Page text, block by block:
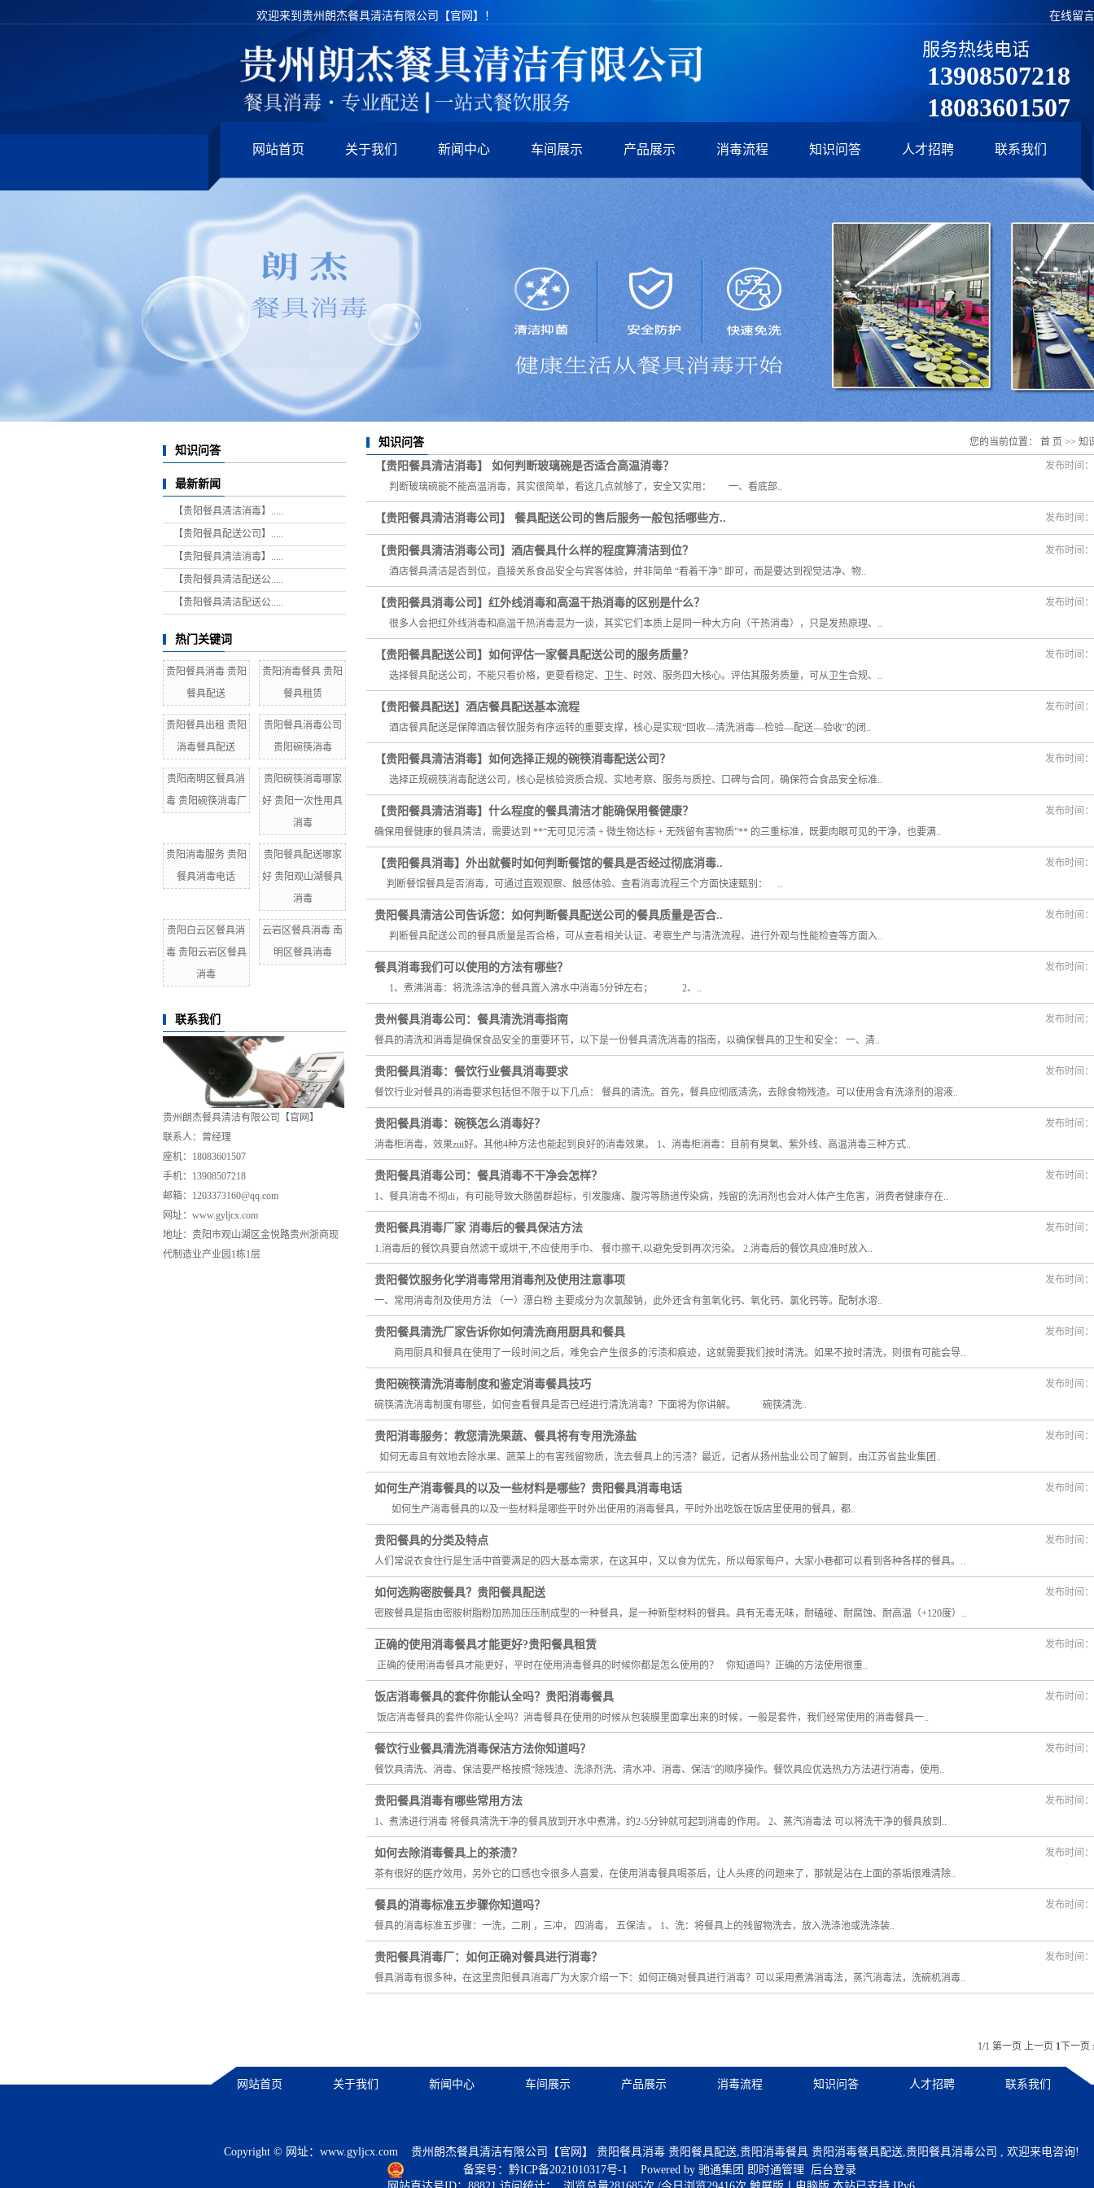
欢迎来到贵州朗杰餐具清洁有限公司【官网】！ 在线留言
服务热线电话
13908507218
18083601507
网站首页 关于我们 新闻中心 车间展示 产品展示 消毒流程 知识问答 人才招聘 联系我们
知识问答
最新新闻
【贵阳餐具清洁消毒】.....
【贵阳餐具配送公司】.....
【贵阳餐具清洁消毒】.....
【贵阳餐具清洁配送公.....
【贵阳餐具清洁配送公.....
热门关键词
贵阳餐具消毒 贵阳
餐具配送
贵阳消毒餐具 贵阳
餐具租赁
贵阳餐具出租 贵阳
消毒餐具配送
贵阳餐具消毒公司
贵阳碗筷消毒
贵阳南明区餐具消
毒 贵阳碗筷消毒厂
贵阳碗筷消毒哪家
好 贵阳一次性用具
消毒
贵阳消毒服务 贵阳
餐具消毒电话
贵阳餐具配送哪家
好 贵阳观山湖餐具
消毒
贵阳白云区餐具消
毒 贵阳云岩区餐具
消毒
云岩区餐具消毒 南
明区餐具消毒
联系我们
贵州朗杰餐具清洁有限公司【官网】
联系人：曾经理
座机：18083601507
手机：13908507218
邮箱：1203373160@qq.com
网址：www.gyljcx.com
地址：贵阳市观山湖区金悦路贵州浙商现
代制造业产业园1栋1层
知识问答 您的当前位置： 首 页 >> 知
【贵阳餐具清洁消毒】 如何判断玻璃碗是否适合高温消毒？
判断玻璃碗能不能高温消毒，其实很简单，看这几点就够了，安全又实用： 一、看底部..
发布时间
【贵阳餐具清洁消毒公司】 餐具配送公司的售后服务一般包括哪些方.. 发布时间
【贵阳餐具清洁消毒公司】酒店餐具什么样的程度算清洁到位？
酒店餐具清洁是否到位，直接关系食品安全与宾客体验，并非简单 “看着干净” 即可，而是要达到视觉洁净、物..
发布时间
【贵阳餐具消毒公司】红外线消毒和高温干热消毒的区别是什么？
很多人会把红外线消毒和高温干热消毒混为一谈，其实它们本质上是同一种大方向（干热消毒），只是发热原理、..
发布时间
【贵阳餐具配送公司】如何评估一家餐具配送公司的服务质量？
选择餐具配送公司，不能只看价格，更要看稳定、卫生、时效、服务四大核心。评估其服务质量，可从卫生合规、..
发布时间
【贵阳餐具配送】酒店餐具配送基本流程
酒店餐具配送是保障酒店餐饮服务有序运转的重要支撑，核心是实现“回收—清洗消毒—检验—配送—验收”的闭..
发布时间
【贵阳餐具清洁消毒】如何选择正规的碗筷消毒配送公司？
选择正规碗筷消毒配送公司，核心是核验资质合规、实地考察、服务与质控、口碑与合同，确保符合食品安全标准..
发布时间
【贵阳餐具清洁消毒】什么程度的餐具清洁才能确保用餐健康？
确保用餐健康的餐具清洁，需要达到 **“无可见污渍 + 微生物达标 + 无残留有害物质”** 的三重标准，既要肉眼可见的干净，也要满..
发布时间
【贵阳餐具消毒】外出就餐时如何判断餐馆的餐具是否经过彻底消毒..
判断餐馆餐具是否消毒，可通过直观观察、触感体验、查看消毒流程三个方面快速甄别： ..
发布时间
贵阳餐具清洁公司告诉您：如何判断餐具配送公司的餐具质量是否合..
判断餐具配送公司的餐具质量是否合格，可从查看相关认证、考察生产与清洗流程、进行外观与性能检查等方面入..
发布时间
餐具消毒我们可以使用的方法有哪些？
1、煮沸消毒：将洗涤洁净的餐具置入沸水中消毒5分钟左右； 2、..
发布时间
贵州餐具消毒公司：餐具清洗消毒指南
餐具的清洗和消毒是确保食品安全的重要环节，以下是一份餐具清洗消毒的指南，以确保餐具的卫生和安全： 一、清..
发布时间
贵阳餐具消毒：餐饮行业餐具消毒要求
餐饮行业对餐具的消毒要求包括但不限于以下几点： 餐具的清洗。首先，餐具应彻底清洗，去除食物残渣。可以使用含有洗涤剂的溶液..
发布时间
贵阳餐具消毒：碗筷怎么消毒好？
消毒柜消毒，效果zui好。其他4种方法也能起到良好的消毒效果。 1、消毒柜消毒：目前有臭氧、紫外线、高温消毒三种方式..
发布时间
贵阳餐具消毒公司：餐具消毒不干净会怎样？
1、餐具消毒不彻di，有可能导致大肠菌群超标，引发腹痛、腹泻等肠道传染病，残留的洗消剂也会对人体产生危害，消费者健康存在..
发布时间
贵阳餐具消毒厂家 消毒后的餐具保洁方法
1.消毒后的餐饮具要自然滤干或烘干,不应使用手巾、 餐巾擦干,以避免受到再次污染。 2.消毒后的餐饮具应准时放入..
发布时间
贵阳餐饮服务化学消毒常用消毒剂及使用注意事项
一、常用消毒剂及使用方法 （一）漂白粉 主要成分为次氯酸钠，此外还含有氢氧化钙、氧化钙、氯化钙等。配制水溶..
发布时间
贵阳餐具清洗厂家告诉你如何清洗商用厨具和餐具
商用厨具和餐具在使用了一段时间之后，难免会产生很多的污渍和痕迹，这就需要我们按时清洗。如果不按时清洗，则很有可能会导..
发布时间
贵阳碗筷清洗消毒制度和鉴定消毒餐具技巧
碗筷清洗消毒制度有哪些，如何查看餐具是否已经进行清洗消毒？下面将为你讲解。 碗筷清洗..
发布时间
贵阳消毒服务：教您清洗果蔬、餐具将有专用洗涤盐
如何无毒且有效地去除水果、蔬菜上的有害残留物质，洗去餐具上的污渍？最近，记者从扬州盐业公司了解到，由江苏省盐业集团..
发布时间
如何生产消毒餐具的以及一些材料是哪些？贵阳餐具消毒电话
如何生产消毒餐具的以及一些材料是哪些平时外出使用的消毒餐具，平时外出吃饭在饭店里使用的餐具，都..
发布时间
贵阳餐具的分类及特点
人们常说衣食住行是生活中首要满足的四大基本需求，在这其中，又以食为优先，所以每家每户，大家小巷都可以看到各种各样的餐具。..
发布时间
如何选购密胺餐具？贵阳餐具配送
密胺餐具是指由密胺树脂粉加热加压压制成型的一种餐具，是一种新型材料的餐具。具有无毒无味，耐磕碰、耐腐蚀、耐高温（+120度）..
发布时间
正确的使用消毒餐具才能更好?贵阳餐具租赁
正确的使用消毒餐具才能更好，平时在使用消毒餐具的时候你都是怎么使用的？ 你知道吗？正确的方法使用很重..
发布时间
饭店消毒餐具的套件你能认全吗？贵阳消毒餐具
饭店消毒餐具的套件你能认全吗？消毒餐具在使用的时候从包装膜里面拿出来的时候，一般是套件，我们经常使用的消毒餐具一..
发布时间
餐饮行业餐具清洗消毒保洁方法你知道吗？
餐饮具清洗、消毒、保洁要严格按照“除残渣、洗涤剂洗、清水冲、消毒、保洁”的顺序操作。餐饮具应优选热力方法进行消毒，使用..
发布时间
贵阳餐具消毒有哪些常用方法
1、煮沸进行消毒 将餐具清洗干净的餐具放到开水中煮沸，约2-5分钟就可起到消毒的作用。 2、蒸汽消毒法 可以将洗干净的餐具放到..
发布时间
如何去除消毒餐具上的茶渍？
茶有很好的医疗效用，另外它的口感也令很多人喜爱，在使用消毒餐具喝茶后，让人头疼的问题来了，那就是沾在上面的茶垢很难清除..
发布时间
餐具的消毒标准五步骤你知道吗？
餐具的消毒标准五步骤：一洗，二刷 ，三冲， 四消毒， 五保洁 。 1、洗：将餐具上的残留物洗去，放入洗涤池或洗涤装..
发布时间
贵阳餐具消毒厂：如何正确对餐具进行消毒？
餐具消毒有很多种，在这里贵阳餐具消毒厂为大家介绍一下：如何正确对餐具进行消毒？可以采用煮沸消毒法，蒸汽消毒法，洗碗机消毒..
发布时间
1/1 第一页 上一页 1 下一
网站首页 关于我们 新闻中心 车间展示 产品展示 消毒流程 知识问答 人才招聘 联系我们
Copyright © 网址： www.gyljcx.com贵州朗杰餐具清洁有限公司【官网】 贵阳餐具消毒 贵阳餐具配送,贵阳消毒餐具 贵阳消毒餐具配送,贵阳餐具消毒公司 , 欢迎来电咨询!
备案号：黔ICP备2021010317号-1
Powered by 驰通集团 即时通管理
后台登录